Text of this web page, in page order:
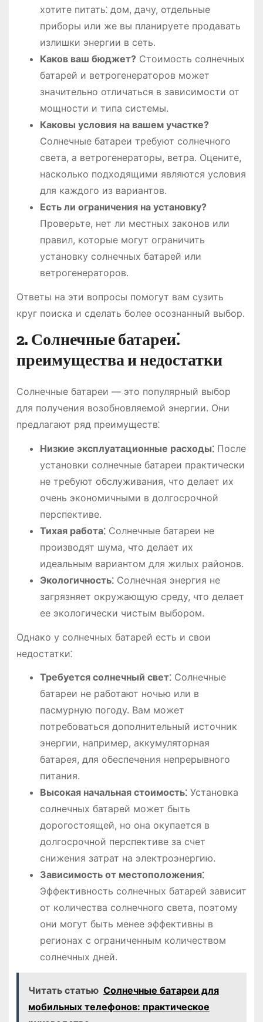
хотите питать⁚ дом, дачу, отдельные
приборы или же вы планируете продавать
излишки энергии в сеть.
Каков ваш бюджет?Стоимость солнечных
батарей и ветрогенераторов может
значительно отличаться в зависимости от
мощности и типа системы.
Каковы условия на вашем участке?
Солнечные батареи требуют солнечного
света, а ветрогенераторы, ветра. Оцените,
насколько подходящими являются условия
для каждого из вариантов.
Есть ли ограничения на установку?
Проверьте, нет ли местных законов или
правил, которые могут ограничить
установку солнечных батарей или
ветрогенераторов.
Ответы на эти вопросы помогут вам сузить
круг поиска и сделать более осознанный выбор.
2. Солнечные батареи⁚
преимущества и недостатки
Солнечные батареи — это популярный выбор
для получения возобновляемой энергии. Они
предлагают ряд преимуществ⁚
Низкие эксплуатационные расходы⁚После
установки солнечные батареи практически
не требуют обслуживания, что делает их
очень экономичными в долгосрочной
перспективе.
Тихая работа⁚Солнечные батареи не
производят шума, что делает их
идеальным вариантом для жилых районов.
Экологичность⁚Солнечная энергия не
загрязняет окружающую среду, что делает
ее экологически чистым выбором.
Однако у солнечных батарей есть и свои
недостатки⁚
Требуется солнечный свет⁚Солнечные
батареи не работают ночью или в
пасмурную погоду. Вам может
потребоваться дополнительный источник
энергии, например, аккумуляторная
батарея, для обеспечения непрерывного
питания.
Высокая начальная стоимость⁚Установка
солнечных батарей может быть
дорогостоящей, но она окупается в
долгосрочной перспективе за счет
снижения затрат на электроэнергию.
Зависимость от местоположения⁚
Эффективность солнечных батарей зависит
от количества солнечного света, поэтому
они могут быть менее эффективны в
регионах с ограниченным количеством
солнечных дней.
Читать статью Солнечные батареи для
мобильных телефонов: практическое